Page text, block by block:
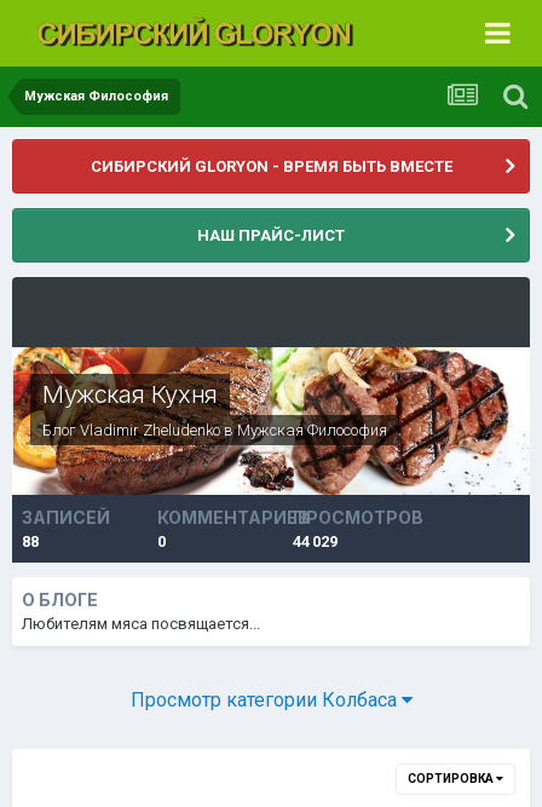
Мужская Философия
СИБИРСКИЙ GLORYON - ВРЕМЯ БЫТЬ ВМЕСТЕ
НАШ ПРАЙС-ЛИСТ
Мужская Кухня
БлогVladimir ZheludenkoвМужская Философия
ЗАПИСЕЙ
88
КОММЕНТАРИЕВ
0
ПРОСМОТРОВ
44 029
О БЛОГЕ
Любителям мяса посвящается...
Просмотр категории Колбаса
СОРТИРОВКА